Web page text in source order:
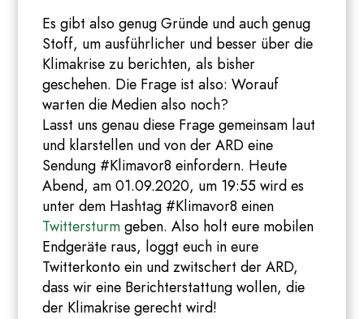
Es gibt also genug Gründe und auch genug
Stoff, um ausführlicher und besser über die
Klimakrise zu berichten, als bisher
geschehen. Die Frage ist also: Worauf
warten die Medien also noch?
Lasst uns genau diese Frage gemeinsam laut
und klarstellen und von der ARD eine
Sendung #Klimavor8 einfordern. Heute
Abend, am 01.09.2020, um 19:55 wird es
unter dem Hashtag #Klimavor8 einen
Twittersturmgeben. Also holt eure mobilen
Endgeräte raus, loggt euch in eure
Twitterkonto ein und zwitschert der ARD,
dass wir eine Berichterstattung wollen, die
der Klimakrise gerecht wird!